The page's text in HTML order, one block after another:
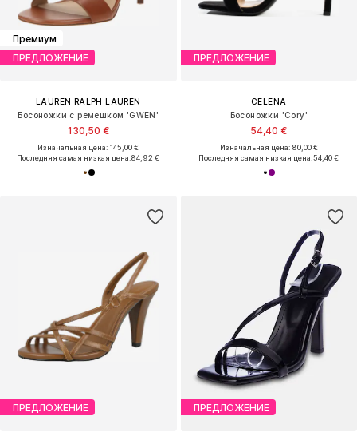
Премиум
ПРЕДЛОЖЕНИЕ
LAUREN RALPH LAUREN
Босоножки с ремешком 'GWEN'
130,50 €
Изначальная цена: 145,00 €
Последняя самая низкая цена:84,92 €
ПРЕДЛОЖЕНИЕ
CELENA
Босоножки 'Cory'
54,40 €
Изначальная цена: 80,00 €
Последняя самая низкая цена:54,40 €
ПРЕДЛОЖЕНИЕ ПРЕДЛОЖЕНИЕ